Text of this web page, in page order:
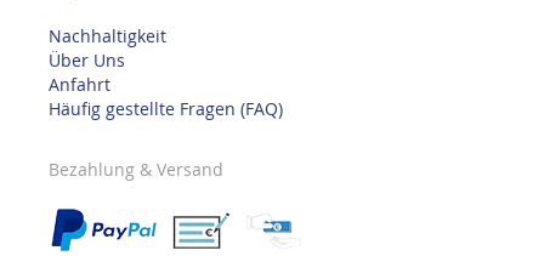
Nachhaltigkeit
Über Uns
Anfahrt
Häufig gestellte Fragen (FAQ)
Bezahlung & Versand